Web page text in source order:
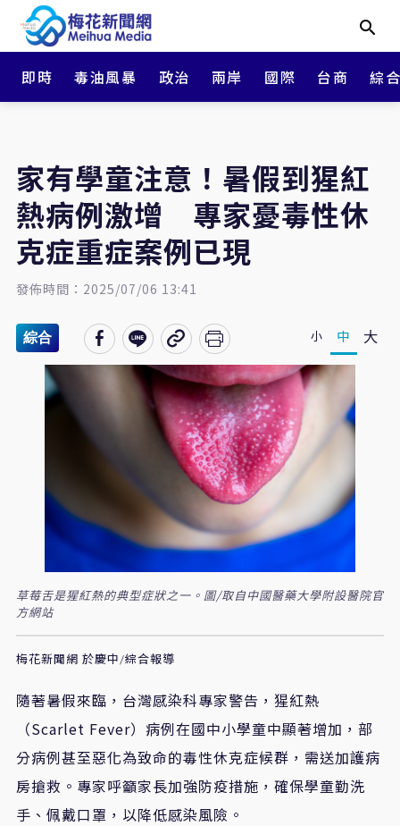
即時 毒油風暴 政治 兩岸 國際 台商 綜
家有學童注意！暑假到猩紅
熱病例激增 專家憂毒性休
克症重症案例已現
發佈時間：2025/07/06 13:41
綜合 小 中 大
草莓舌是猩紅熱的典型症狀之一。圖/取自中國醫藥大學附設醫院官
方網站
梅花新聞網 於慶中/綜合報導
隨著暑假來臨，台灣感染科專家警告，猩紅熱
（Scarlet Fever）病例在國中小學童中顯著增加，部
分病例甚至惡化為致命的毒性休克症候群，需送加護病
房搶救。專家呼籲家長加強防疫措施，確保學童勤洗
手、佩戴口罩，以降低感染風險。